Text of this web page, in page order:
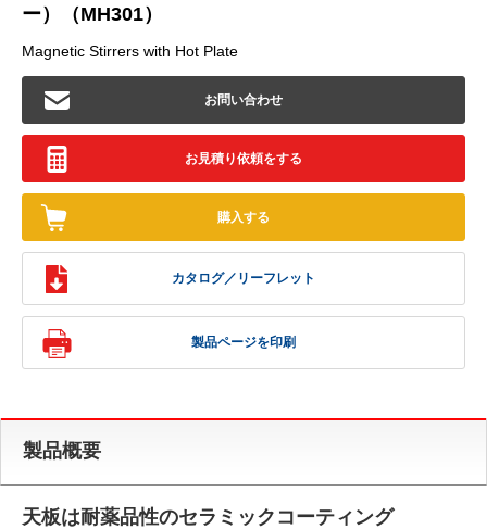
ー）（MH301）
Magnetic Stirrers with Hot Plate
お問い合わせ
お見積り依頼をする
購入する
カタログ／リーフレット
製品ページを印刷
製品概要
天板は耐薬品性のセラミックコーティング